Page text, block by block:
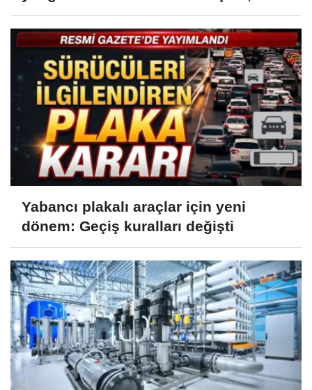
Yabancı plakalı araçlar için yeni
dönem: Geçiş kuralları değişti